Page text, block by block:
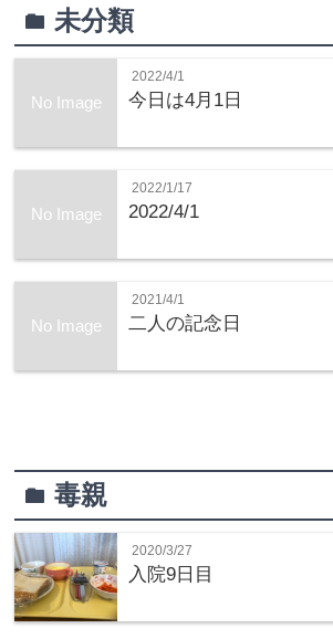
folder未分類
No Image
2022/4/1
今日は4月1日
No Image
2022/1/17
2022/4/1
No Image
2021/4/1
二人の記念日
folder毒親
2020/3/27
入院9日目